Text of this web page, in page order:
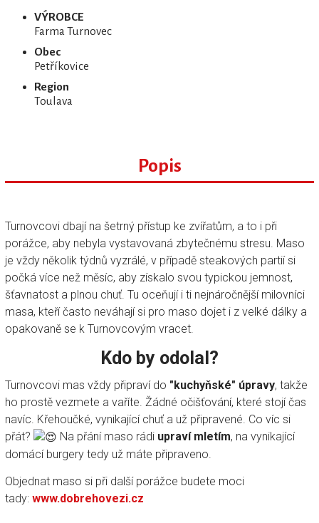
VÝROBCE
Farma Turnovec
Obec
Petříkovice
Region
Toulava
Popis
Turnovcovi dbají na šetrný přístup ke zvířatům, a to i při
porážce, aby nebyla vystavovaná zbytečnému stresu. Maso
je vždy několik týdnů vyzrálé, v případě steakových partií si
počká více než měsíc, aby získalo svou typickou jemnost,
šťavnatost a plnou chuť. Tu oceňují i ti nejnáročnější milovníci
masa, kteří často neváhají si pro maso dojet i z velké dálky a
opakovaně se k Turnovcovým vracet.
Kdo by odolal?
Turnovcovi mas vždy připraví do "kuchyňské" úpravy, takže
ho prostě vezmete a vaříte. Žádné očišťování, které stojí čas
navíc. Křehoučké, vynikající chuť a už připravené. Co víc si
přát?
Na přání maso rádi upraví mletím, na vynikající
domácí burgery tedy už máte připraveno.
Objednat maso si při další porážce budete moci
tady: www.dobrehovezi.cz